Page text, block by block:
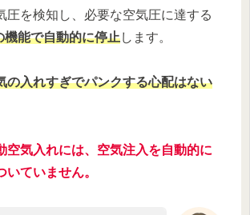
圧を検知し、必要な空気圧に達する
機能で自動的に停止します。
の入れすぎでパンクする心配はない
空気入れには、空気注入を自動的に
いていません。